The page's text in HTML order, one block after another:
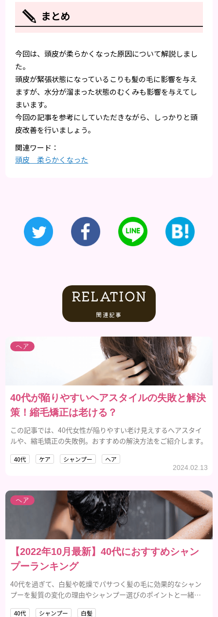
まとめ
今回は、頭皮が柔らかくなった原因について解説しまし
た。
頭皮が緊張状態になっているこりも髪の毛に影響を与え
ますが、水分が溜まった状態のむくみも影響を与えてし
まいます。
今回の記事を参考にしていただきながら、しっかりと頭
皮改善を行いましょう。
頭皮 柔らかくなった
RELATION
関連記事
ヘア
40代が陥りやすいヘアスタイルの失敗と解決
策！縮毛矯正は老ける？
この記事では、40代女性が陥りやすい老け見えするへアスタイ
ルや、縮毛矯正の失敗例。おすすめの解決方法をご紹介します。
40代 ケア シャンプー ヘア
2024.02.13
ヘア
【2022年10月最新】40代におすすめシャン
プーランキング
40代を過ぎて、白髪や乾燥でパサつく髪の毛に効果的なシャン
プーを髪質の変化の理由やシャンプー選びのポイントと一緒
40代 シャンプー 白髪